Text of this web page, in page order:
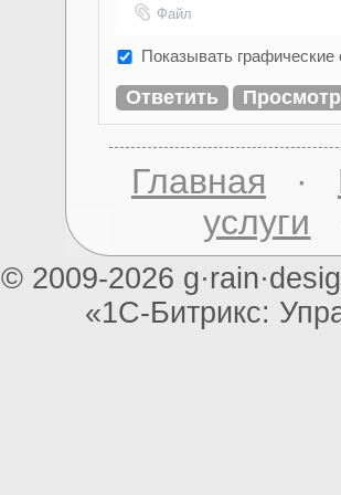
Файл
Показывать
Главная ·
услуги
© 2009-2026
«1С-Битрикс: